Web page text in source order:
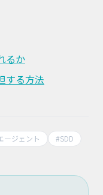
るか
する方法
ージェント #SDD